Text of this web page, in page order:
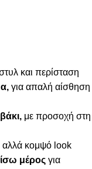
και περίσταση
για απαλή αίσθηση
, με προσοχή στη
αλλά κομψό look
μέρος για